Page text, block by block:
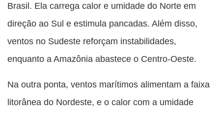
Facebook
Brasil. Ela carrega calor e umidade do Norte em
direção ao Sul e estimula pancadas. Além disso,
ventos no Sudeste reforçam instabilidades,
enquanto a Amazônia abastece o Centro-Oeste.
Na outra ponta, ventos marítimos alimentam a faixa
litorânea do Nordeste, e o calor com a umidade